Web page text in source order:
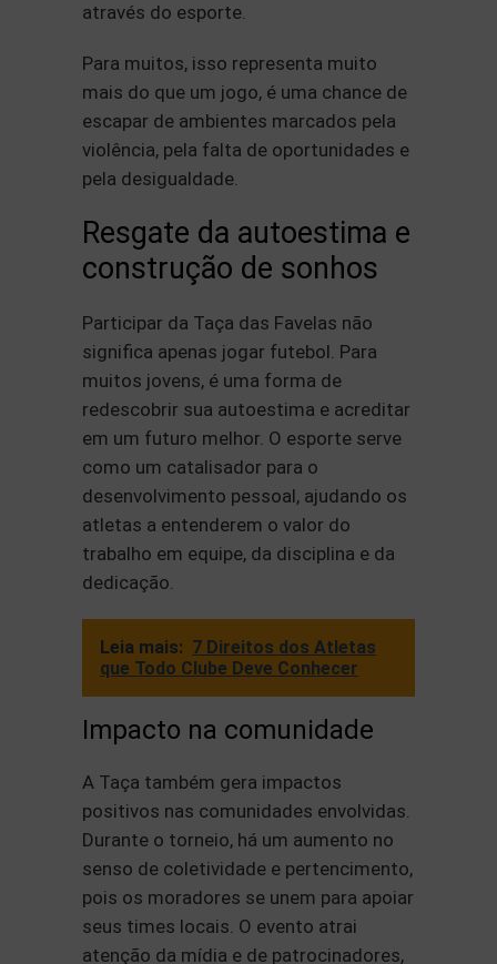
através do esporte.
Para muitos, isso representa muito
mais do que um jogo, é uma chance de
escapar de ambientes marcados pela
violência, pela falta de oportunidades e
pela desigualdade.
Resgate da autoestima e
construção de sonhos
Participar da Taça das Favelas não
significa apenas jogar futebol. Para
muitos jovens, é uma forma de
redescobrir sua autoestima e acreditar
em um futuro melhor. O esporte serve
como um catalisador para o
desenvolvimento pessoal, ajudando os
atletas a entenderem o valor do
trabalho em equipe, da disciplina e da
dedicação.
Leia mais: 7 Direitos dos Atletas
que Todo Clube Deve Conhecer
Impacto na comunidade
A Taça também gera impactos
positivos nas comunidades envolvidas.
Durante o torneio, há um aumento no
senso de coletividade e pertencimento,
pois os moradores se unem para apoiar
seus times locais. O evento atrai
atenção da mídia e de patrocinadores,